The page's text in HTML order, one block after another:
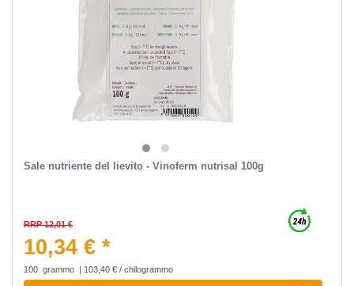
Sale nutriente del lievito - Vinoferm nutrisal 100g
RRP 12,01 €
10,34 € *
100 grammo | 103,40 € / chilogrammo